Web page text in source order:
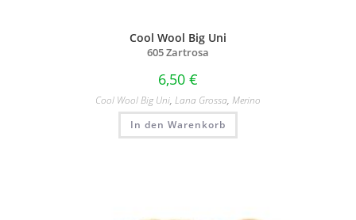
Cool Wool Big Uni
605 Zartrosa
6,50 €
Cool Wool Big Uni, Lana Grossa, Merino
In den Warenkorb